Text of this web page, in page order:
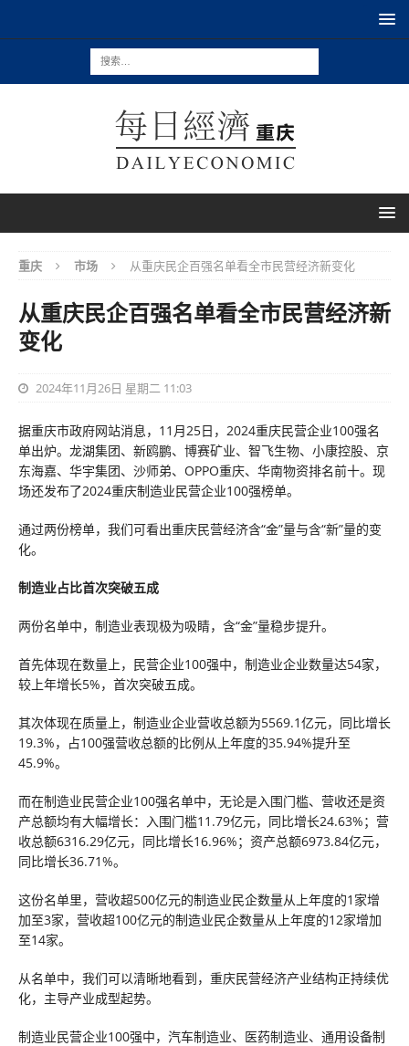
重庆 市场 从重庆民企百强名单看全市民营经济新变化
从重庆民企百强名单看全市民营经济新
变化
2024年11月26日 星期二 11:03
据重庆市政府网站消息，11月25日，2024重庆民营企业100强名
单出炉。龙湖集团、新鸥鹏、博赛矿业、智飞生物、小康控股、京
东海嘉、华宇集团、沙师弟、OPPO重庆、华南物资排名前十。现
场还发布了2024重庆制造业民营企业100强榜单。
通过两份榜单，我们可看出重庆民营经济含“金”量与含“新”量的变
化。
制造业占比首次突破五成
两份名单中，制造业表现极为吸睛，含“金”量稳步提升。
首先体现在数量上，民营企业100强中，制造业企业数量达54家，
较上年增长5%，首次突破五成。
其次体现在质量上，制造业企业营收总额为5569.1亿元，同比增长
19.3%，占100强营收总额的比例从上年度的35.94%提升至
45.9%。
而在制造业民营企业100强名单中，无论是入围门槛、营收还是资
产总额均有大幅增长：入围门槛11.79亿元，同比增长24.63%；营
收总额6316.29亿元，同比增长16.96%；资产总额6973.84亿元，
同比增长36.71%。
这份名单里，营收超500亿元的制造业民企数量从上年度的1家增
加至3家，营收超100亿元的制造业民企数量从上年度的12家增加
至14家。
从名单中，我们可以清晰地看到，重庆民营经济产业结构正持续优
化，主导产业成型起势。
制造业民营企业100强中，汽车制造业、医药制造业、通用设备制